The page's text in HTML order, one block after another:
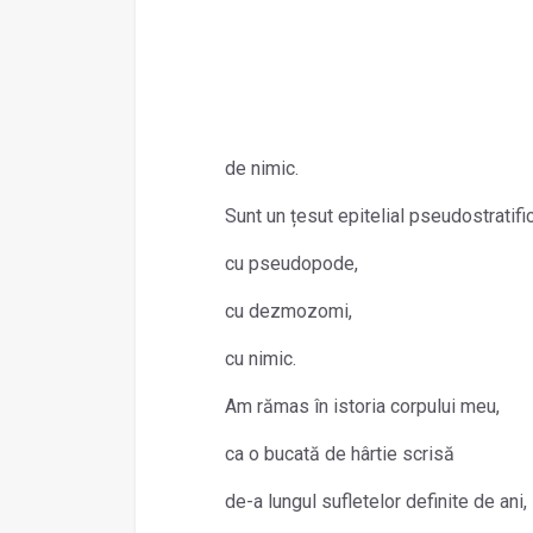
de nimic.
Sunt un țesut epitelial
cu pseudopode,
cu dezmozomi,
cu nimic.
Am rămas în istoria corpului meu,
ca o bucată de hârtie scrisă
de-a lungul sufletelor definite de ani,